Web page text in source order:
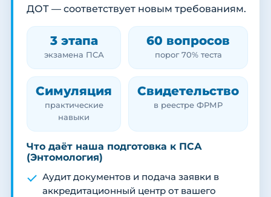
ДОТ — соответствует новым требованиям.
3 этапа
экзамена ПСА
60 вопросов
порог 70% теста
Симуляция
практические
навыки
Свидетельство
в реестре ФРМР
Что даёт наша подготовка к ПСА
(Энтомология)
Аудит документов и подача заявки в
аккредитационный центр от вашего